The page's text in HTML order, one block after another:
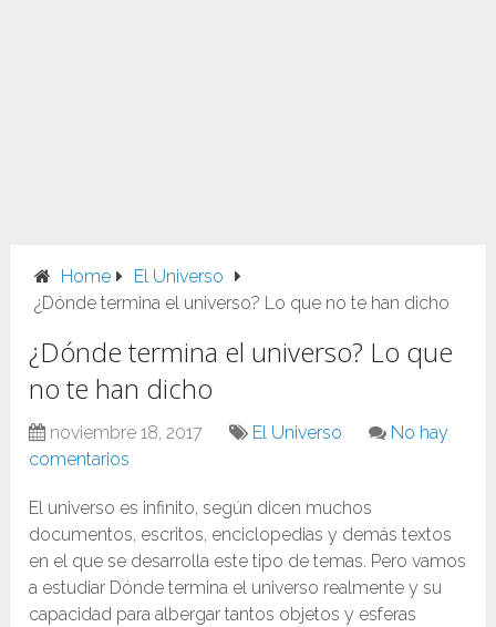
Home
El Universo
¿Dónde termina el universo? Lo que no te han dicho
¿Dónde termina el universo? Lo que
no te han dicho
noviembre 18, 2017 El Universo
No hay
comentarios
El universo es infinito, según dicen muchos
documentos, escritos, enciclopedias y demás textos
en el que se desarrolla este tipo de temas. Pero vamos
a estudiar Dónde termina el universo realmente y su
capacidad para albergar tantos objetos y esferas